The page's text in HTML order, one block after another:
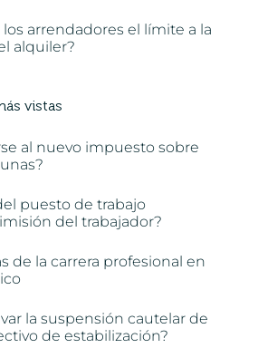
los arrendadores el límite a la
alquiler?
vistas
al nuevo impuesto sobre
puesto de trabajo
del trabajador?
de la carrera profesional en
la suspensión cautelar de
de estabilización?